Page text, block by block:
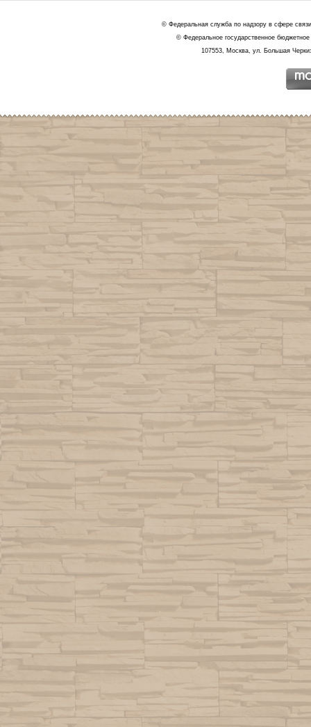
© Федеральная служба по надзору в сфере
© Федеральное государственное
107553, Москва, ул. Большая